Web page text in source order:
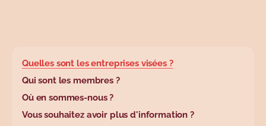
Quelles sont les entreprises visées ?
Qui sont les membres ?
Où en sommes-nous ?
Vous souhaitez avoir plus d'information ?